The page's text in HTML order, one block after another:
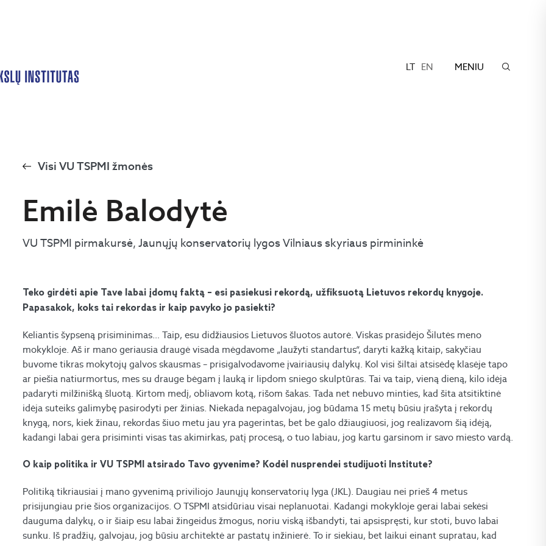
LT EN MENIU
Visi VU TSPMI žmonės
Emilė Balodytė
VU TSPMI pirmakursė, Jaunųjų konservatorių lygos Vilniaus skyriaus pirmininkė
Teko girdėti apie Tave labai įdomų faktą – esi pasiekusi rekordą, užfiksuotą Lietuvos rekordų knygoje.
Papasakok, koks tai rekordas ir kaip pavyko jo pasiekti?
Keliantis šypseną prisiminimas… Taip, esu didžiausios Lietuvos šluotos autorė. Viskas prasidėjo Šilutės meno
mokykloje. Aš ir mano geriausia draugė visada mėgdavome „laužyti standartus“, daryti kažką kitaip, sakyčiau
buvome tikras mokytojų galvos skausmas – prisigalvodavome įvairiausių dalykų. Kol visi šiltai atsisėdę klasėje tapo
ar piešia natiurmortus, mes su drauge bėgam į lauką ir lipdom sniego skulptūras. Tai va taip, vieną dieną, kilo idėja
padaryti milžinišką šluotą. Kirtom medį, obliavom kotą, rišom šakas. Tada net nebuvo minties, kad šita atsitiktinė
idėja suteiks galimybę pasirodyti per žinias. Niekada nepagalvojau, jog būdama 15 metų būsiu įrašyta į rekordų
knygą, nors, kiek žinau, rekordas šiuo metu jau yra pagerintas, bet be galo džiaugiuosi, jog realizavom šią idėją,
kadangi labai gera prisiminti visas tas akimirkas, patį procesą, o tuo labiau, jog kartu garsinom ir savo miesto vardą.
O kaip politika ir VU TSPMI atsirado Tavo gyvenime? Kodėl nusprendei studijuoti Institute?
Politiką tikriausiai į mano gyvenimą priviliojo Jaunųjų konservatorių lyga (JKL). Daugiau nei prieš 4 metus
prisijungiau prie šios organizacijos. O TSPMI atsidūriau visai neplanuotai. Kadangi mokykloje gerai labai sekėsi
dauguma dalykų, o ir šiaip esu labai žingeidus žmogus, noriu viską išbandyti, tai apsispręsti, kur stoti, buvo labai
sunku. Iš pradžių, galvojau, jog būsiu architektė ar pastatų inžinierė. To ir siekiau, bet laikui einant supratau, kad